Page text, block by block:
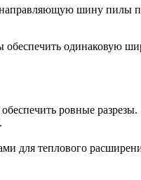
шину пилы
одинаковую
ровные разрезы.
для теплового